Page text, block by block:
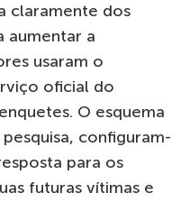
claramente dos
aumentar a
usaram o
oficial do
O esquema
configuram-
para os
futuras vítimas e